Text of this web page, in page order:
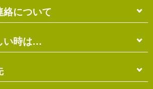
ートの仕組み上、送料が正しく計算
ります。
せによっては別梱包となり、送料が
合があります。
動返信メール以降に改めて正しい送
す。
以上にお時間がかかる場合がありま
ルにてご確認ください。
絡をさせていただきます。
円）
員にお支払い下さい。
）
み
のお取り扱いは出来ません
絡について
修理など
業日以内にメール・お電話にてご連
絡を行っておりません。予めご了承
い時は…
ジは店主がHTMLとCSSを手打ちで
ため…